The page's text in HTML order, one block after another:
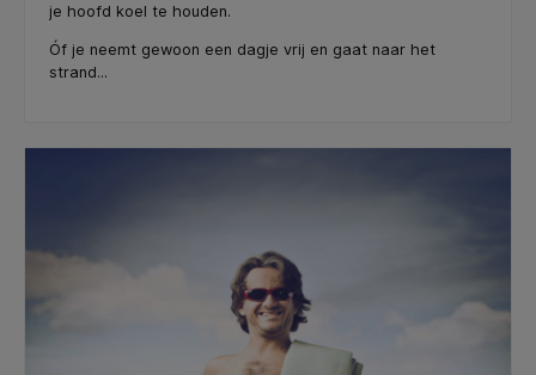
je hoofd koel te houden.
Óf je neemt gewoon een dagje vrij en gaat naar het
strand...